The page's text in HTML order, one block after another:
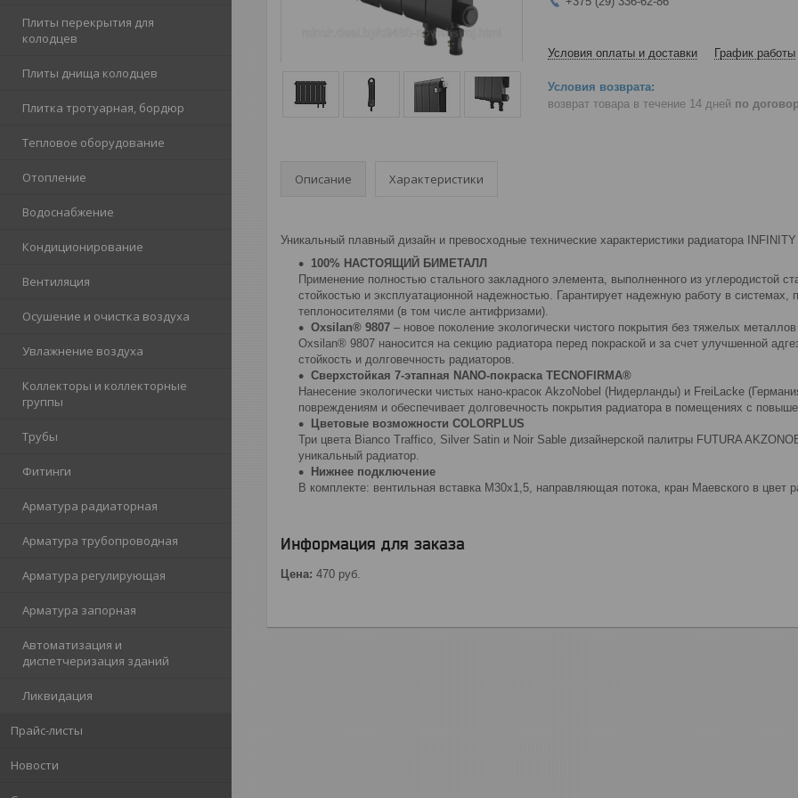
Плиты перекрытия для
колодцев
Плиты днища колодцев
Плитка тротуарная, бордюр
Тепловое оборудование
Отопление
Водоснабжение
Кондиционирование
Вентиляция
Осушение и очистка воздуха
Увлажнение воздуха
Коллекторы и коллекторные
группы
Трубы
Фитинги
Арматура радиаторная
Арматура трубопроводная
Арматура регулирующая
Арматура запорная
Автоматизация и
диспетчеризация зданий
Ликвидация
Прайс-листы
Новости
Условия оплаты и доставки График работы
возврат товара в течение 14 дней по
Описание Характеристики
Уникальный плавный дизайн и превосходные технические характеристики радиатора
100% НАСТОЯЩИЙ БИМЕТАЛЛ
Применение полностью стального закладного элемента, выполненного из углеродистой
стойкостью и эксплуатационной надежностью. Гарантирует надежную работу в
теплоносителями (в том числе антифризами).
Oxsilan® 9807 – новое поколение экологически чистого покрытия без тяжелых
Oxsilan® 9807 наносится на секцию радиатора перед покраской и за счет улучшенной
стойкость и долговечность радиаторов.
Сверхстойкая 7-этапная NANO-покраска TECNOFIRMA®
Нанесение экологически чистых нано-красок AkzoNobel (Нидерланды) и FreiLacke
повреждениям и обеспечивает долговечность покрытия радиатора в помещениях с
Цветовые возможности COLORPLUS
Три цвета Bianco Traffico, Silver Satin и Noir Sable дизайнерской палитры FUTURA
уникальный радиатор.
Нижнее подключение
В комплекте: вентильная вставка M30x1,5, направляющая потока, кран Маевского в цвет
Информация для заказа
Цена: 470 руб.